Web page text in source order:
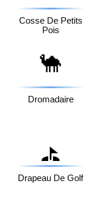
Cosse De Petits
Pois
🐪
Dromadaire
⛳
Drapeau De Golf